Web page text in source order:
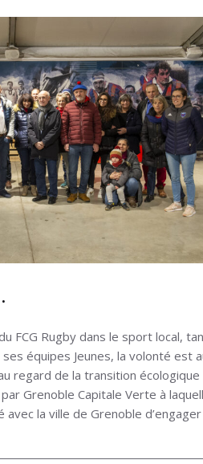
FCG Rugby dans le sport local,
équipes Jeunes, la volonté est
regard de la transition
Grenoble Capitale Verte à
la ville de Grenoble